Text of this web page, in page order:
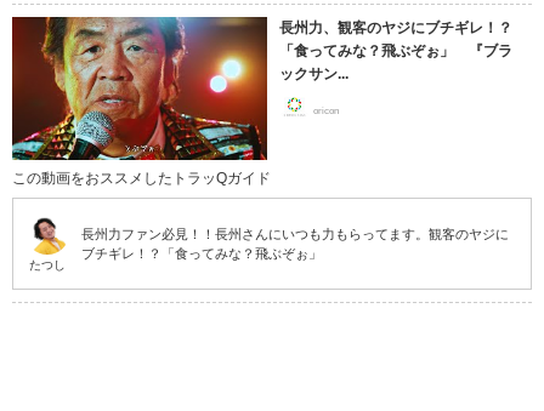
長州力、観客のヤジにブチギレ！？
「食ってみな？飛ぶぞぉ」 『ブラ
ックサン...
oricon
この動画をおススメしたトラッQガイド
たつし
長州力ファン必見！！長州さんにいつも力もらってます。観客のヤジに
ブチギレ！？「食ってみな？飛ぶぞぉ」